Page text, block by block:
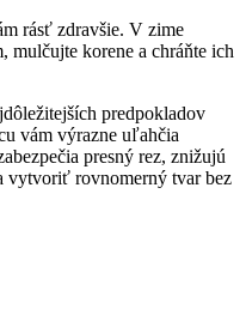
rásť zdravšie. V zime
mulčujte korene a chráňte ich
predpokladov
vám výrazne uľahčia
presný rez, znižujú
vytvoriť rovnomerný tvar bez